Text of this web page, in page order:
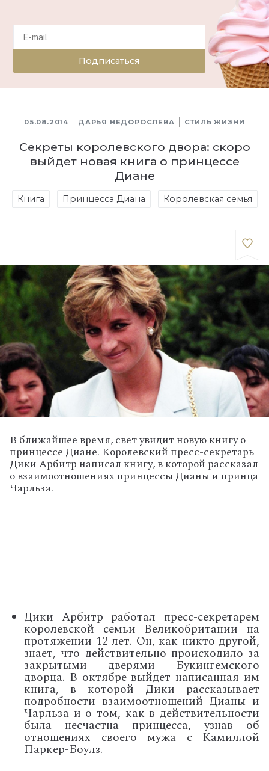
Подписаться
05.08.2014 ДАРЬЯ НЕДОРОСЛЕВА СТИЛЬ ЖИЗНИ
Секреты королевского двора: скоро
выйдет новая книга о принцессе
Диане
Книга Принцесса Диана Королевская семья
В ближайшее время, свет увидит новую книгу о
принцессе Диане. Королевский пресс-секретарь
Дики Арбитр написал книгу, в которой рассказал
о взаимоотношениях принцессы Дианы и принца
Чарльза.
Дики Арбитр работал пресс-секретарем
королевской семьи Великобритании на
протяжении 12 лет. Он, как никто другой,
знает, что действительно происходило за
закрытыми дверями Букингемского
дворца. В октябре выйдет написанная им
книга, в которой Дики рассказывает
подробности взаимоотношений Дианы и
Чарльза и о том, как в действительности
была несчастна принцесса, узнав об
отношениях своего мужа с Камиллой
Паркер-Боулз.